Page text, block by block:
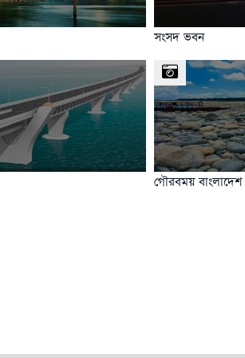
সংসদ ভবন
গৌরবময় বাংলাদেশ